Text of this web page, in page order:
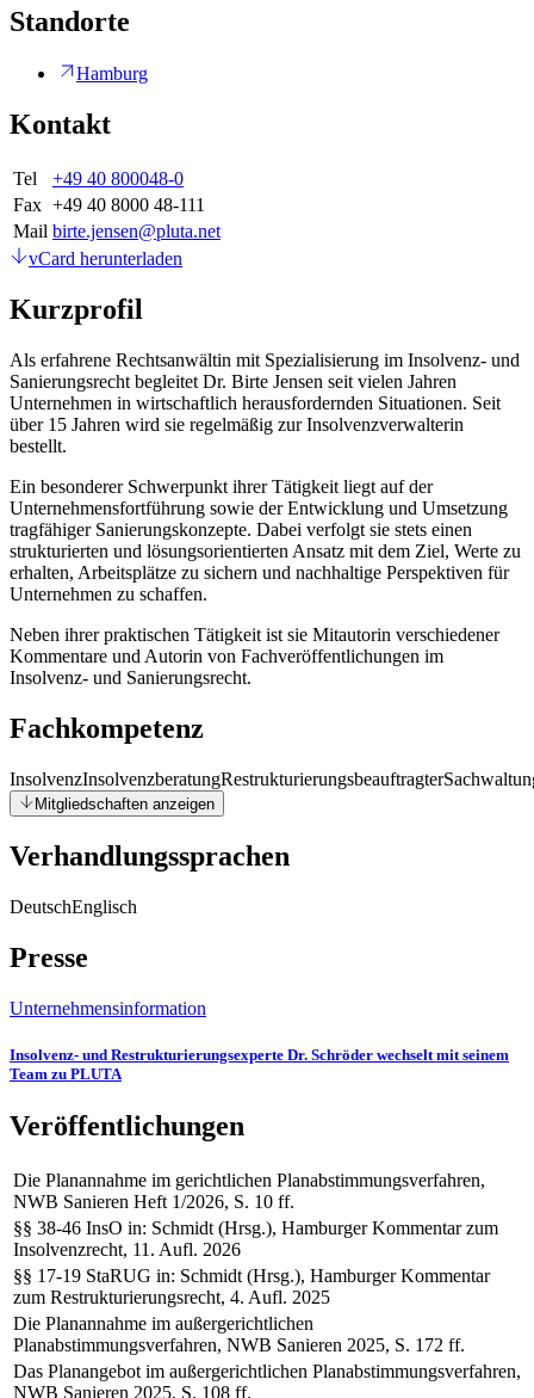
Standorte
Hamburg
Kontakt
Tel
+49 40 800048-0
Fax +49 40 8000 48-111
Mail birte.jensen@pluta.net
vCard herunterladen
Kurzprofil
Als erfahrene Rechtsanwältin mit Spezialisierung im Insolvenz- und
Sanierungsrecht begleitet Dr. Birte Jensen seit vielen Jahren
Unternehmen in wirtschaftlich herausfordernden Situationen. Seit
über 15 Jahren wird sie regelmäßig zur Insolvenzverwalterin
bestellt.
Ein besonderer Schwerpunkt ihrer Tätigkeit liegt auf der
Unternehmensfortführung sowie der Entwicklung und Umsetzung
tragfähiger Sanierungskonzepte. Dabei verfolgt sie stets einen
strukturierten und lösungsorientierten Ansatz mit dem Ziel, Werte zu
erhalten, Arbeitsplätze zu sichern und nachhaltige Perspektiven für
Unternehmen zu schaffen.
Neben ihrer praktischen Tätigkeit ist sie Mitautorin verschiedener
Kommentare und Autorin von Fachveröffentlichungen im
Insolvenz- und Sanierungsrecht.
Fachkompetenz
InsolvenzInsolvenzberatungRestrukturierungsbeauftragter
Mitgliedschaften anzeigen
Verhandlungssprachen
DeutschEnglisch
Presse
Unternehmensinformation
Insolvenz- und Restrukturierungsexperte Dr. Schröder wechselt mit seinem
Team zu PLUTA
Veröffentlichungen
Die Planannahme im gerichtlichen Planabstimmungsverfahren,
NWB Sanieren Heft 1/2026, S. 10 ff.
§§ 38-46 InsO in: Schmidt (Hrsg.), Hamburger Kommentar zum
Insolvenzrecht, 11. Aufl. 2026
§§ 17-19 StaRUG in: Schmidt (Hrsg.), Hamburger Kommentar
zum Restrukturierungsrecht, 4. Aufl. 2025
Die Planannahme im außergerichtlichen
Planabstimmungsverfahren, NWB Sanieren 2025, S. 172 ff.
Das Planangebot im außergerichtlichen Planabstimmungsverfahren,
NWB Sanieren 2025, S. 108 ff.